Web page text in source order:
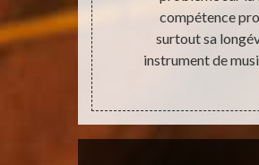
compétence
surtout sa
instrument de